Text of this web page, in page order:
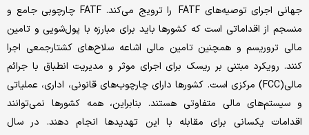
جهانی اجرای توصیه‌های FATF را ترویج می‌کند. FATF چارچوبی جامع و
منسجم از اقداماتی است که کشورها باید برای مبارزه با پول‌شویی و تامین
مالی تروریسم و همچنین تامین مالی اشاعه سلاح‌های کشتارجمعی اجرا
کنند. رویکرد مبتنی بر ریسک برای اجرای موثر و مدیریت انطباق با جرائم
مالی(FCC) مرکزی است. کشورها دارای چارچوب‌های قانونی، اداری، عملیاتی
و سیستم‌های مالی متفاوتی هستند. بنابراین، همه کشورها نمی‌توانند
اقدامات یکسانی برای مقابله با این تهدیدها انجام دهند. در سال